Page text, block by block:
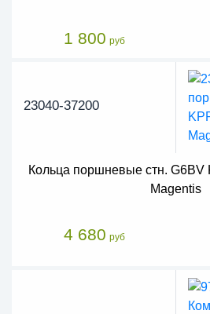
1 800 руб
23040-37200
Кольца поршневые стн. G6BV
Magentis
4 680 руб